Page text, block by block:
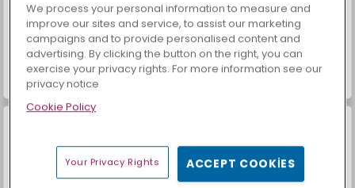
Scala 40
We process your personal information to measure and
improve our sites and service, to assist our marketing
campaigns and to provide personalised content and
advertising. By clicking the button on the right, you can
exercise your privacy rights. For more information see our
privacy notice
Cookie Policy
Your Privacy Rights ACCEPT COOKIES